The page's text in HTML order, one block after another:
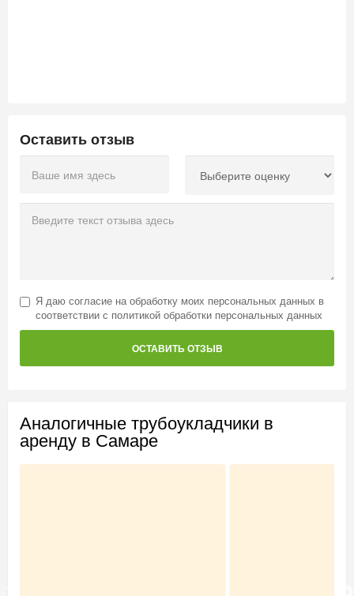
Оставить отзыв
Я даю согласие на обработку моих персональных данных в
соответствии с политикой обработки персональных данных
ОСТАВИТЬ ОТЗЫВ
Аналогичные трубоукладчики в
аренду в Самаре